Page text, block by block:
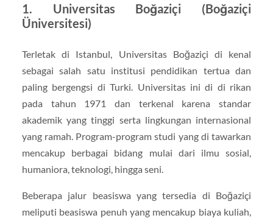
1. Universitas Boğaziçi (Boğaziçi
Üniversitesi)
Terletak di Istanbul, Universitas Boğaziçi di kenal
sebagai salah satu institusi pendidikan tertua dan
paling bergengsi di Turki. Universitas ini di di rikan
pada tahun 1971 dan terkenal karena standar
akademik yang tinggi serta lingkungan internasional
yang ramah. Program-program studi yang di tawarkan
mencakup berbagai bidang mulai dari ilmu sosial,
humaniora, teknologi, hingga seni.
Beberapa jalur beasiswa yang tersedia di Boğaziçi
meliputi beasiswa penuh yang mencakup biaya kuliah,